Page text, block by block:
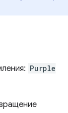
Purple